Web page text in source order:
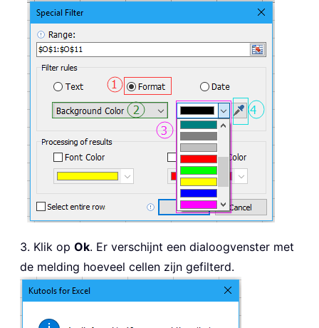
3. Klik op Ok. Er verschijnt een dialoogvenster met
de melding hoeveel cellen zijn gefilterd.